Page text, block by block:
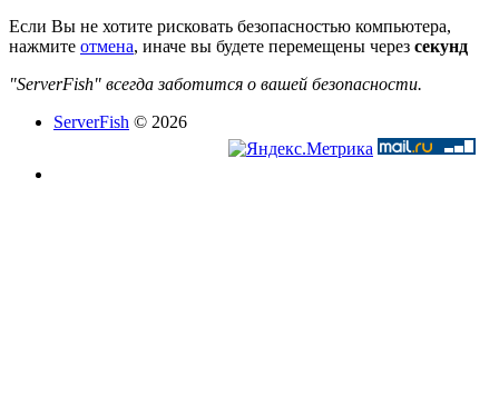
Если Вы не хотите рисковать безопасностью компьютера,
нажмите отмена, иначе вы будете перемещены через секунд
"ServerFish" всегда заботится о вашей безопасности.
ServerFish © 2026